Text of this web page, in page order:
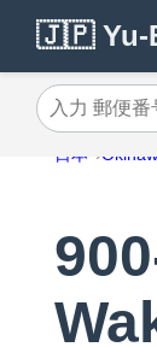
🇯🇵 Yu-
入力 郵便番
日本